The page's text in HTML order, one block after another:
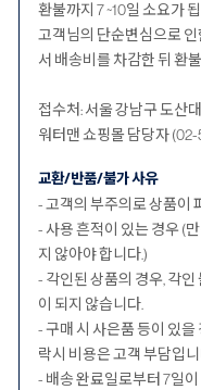
환불까지 7 ~10일 소요가
고객님의 단순변심으로 인
서 배송비를 차감한 뒤 환
접수처: 서울 강남구 도산
워터맨 쇼핑몰 담당자 (02-
교환/반품/불가 사유
- 고객의 부주의로 상품이
- 사용 흔적이 있는 경우 (
지 않아야 합니다.)
- 각인된 상품의 경우, 각인
이 되지 않습니다.
- 구매 시 사은품 등이 있
락시 비용은 고객 부담입
- 배송 완료일로부터 7일